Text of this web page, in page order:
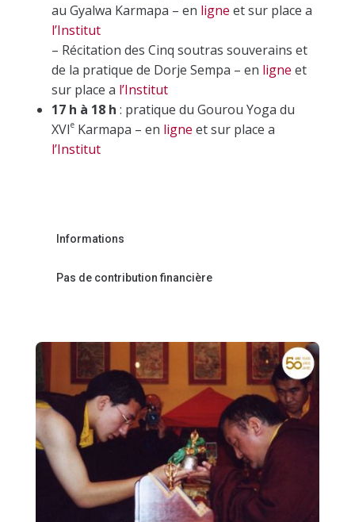
au Gyalwa Karmapa – en ligne et sur place a
l’Institut
– Récitation des Cinq soutras souverains et
de la pratique de Dorje Sempa – en ligne et
sur place a l’Institut
17 h à 18 h : pratique du Gourou Yoga du
XVIeKarmapa – en ligne et sur place a
l’Institut
Informations
Pas de contribution financière